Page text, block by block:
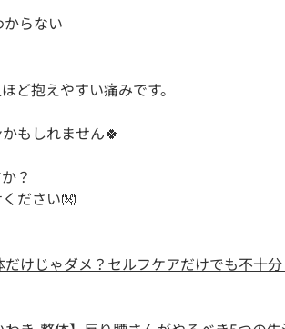
らない
ど抱えやすい痛みです。
もしれません🍀
？
ださい👐
じゃダメ？セルフケアだけでも不十分